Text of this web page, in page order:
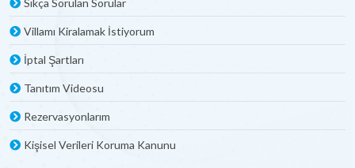
Sıkça Sorulan Sorular
Villamı Kiralamak İstiyorum
İptal Şartları
Tanıtım Videosu
Rezervasyonlarım
Kişisel Verileri Koruma Kanunu